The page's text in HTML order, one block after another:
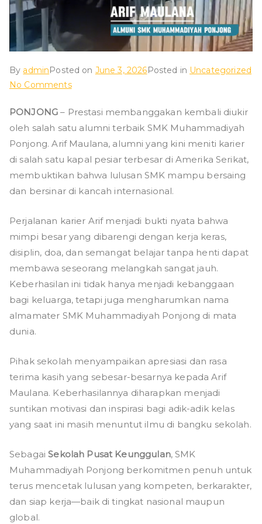
By adminPosted on June 3, 2026Posted in Uncategorized
No Commentson
Ruang
Kelas
SMK
Muhammadiyah
Ponjong
Menuju
Dunia:
Sukses
Maulana
di
Kapal
Pesiar
PONJONG – Prestasi membanggakan kembali diukir
oleh salah satu alumni terbaik SMK Muhammadiyah
Ponjong. Arif Maulana, alumni yang kini meniti karier
di salah satu kapal pesiar terbesar di Amerika Serikat,
membuktikan bahwa lulusan SMK mampu bersaing
dan bersinar di kancah internasional.
Perjalanan karier Arif menjadi bukti nyata bahwa
mimpi besar yang dibarengi dengan kerja keras,
disiplin, doa, dan semangat belajar tanpa henti dapat
membawa seseorang melangkah sangat jauh.
Keberhasilan ini tidak hanya menjadi kebanggaan
bagi keluarga, tetapi juga mengharumkan nama
almamater SMK Muhammadiyah Ponjong di mata
dunia.
Pihak sekolah menyampaikan apresiasi dan rasa
terima kasih yang sebesar-besarnya kepada Arif
Maulana. Keberhasilannya diharapkan menjadi
suntikan motivasi dan inspirasi bagi adik-adik kelas
yang saat ini masih menuntut ilmu di bangku sekolah.
SebagaiSekolah Pusat Keunggulan, SMK
Muhammadiyah Ponjong berkomitmen penuh untuk
terus mencetak lulusan yang kompeten, berkarakter,
dan siap kerja—baik di tingkat nasional maupun
global.